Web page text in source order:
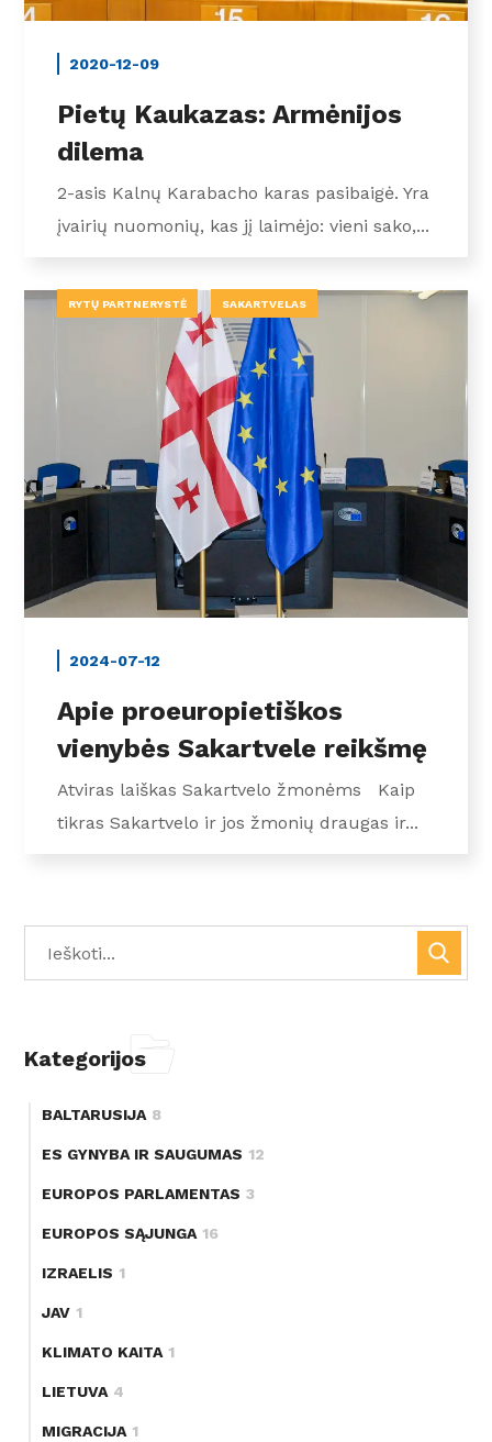
2020-12-09
Pietų Kaukazas: Armėnijos
dilema
2-asis Kalnų Karabacho karas pasibaigė. Yra
įvairių nuomonių, kas jį laimėjo: vieni sako,...
RYTŲ PARTNERYSTĖ SAKARTVELAS
2024-07-12
Apie proeuropietiškos
vienybės Sakartvele reikšmę
Atviras laiškas Sakartvelo žmonėms Kaip
tikras Sakartvelo ir jos žmonių draugas ir...
Kategorijos
BALTARUSIJA 8
ES GYNYBA IR SAUGUMAS 12
EUROPOS PARLAMENTAS 3
EUROPOS SĄJUNGA 16
IZRAELIS 1
JAV 1
KLIMATO KAITA 1
LIETUVA 4
MIGRACIJA 1